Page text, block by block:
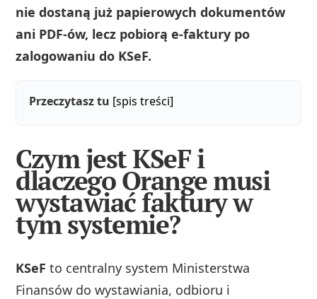
nie dostaną już papierowych dokumentów
ani PDF-ów, lecz pobiorą e-faktury po
zalogowaniu do KSeF.
Przeczytasz tu [spis treści]
Czym jest KSeF i
dlaczego Orange musi
wystawiać faktury w
tym systemie?
KSeF to centralny system Ministerstwa
Finansów do wystawiania, odbioru i